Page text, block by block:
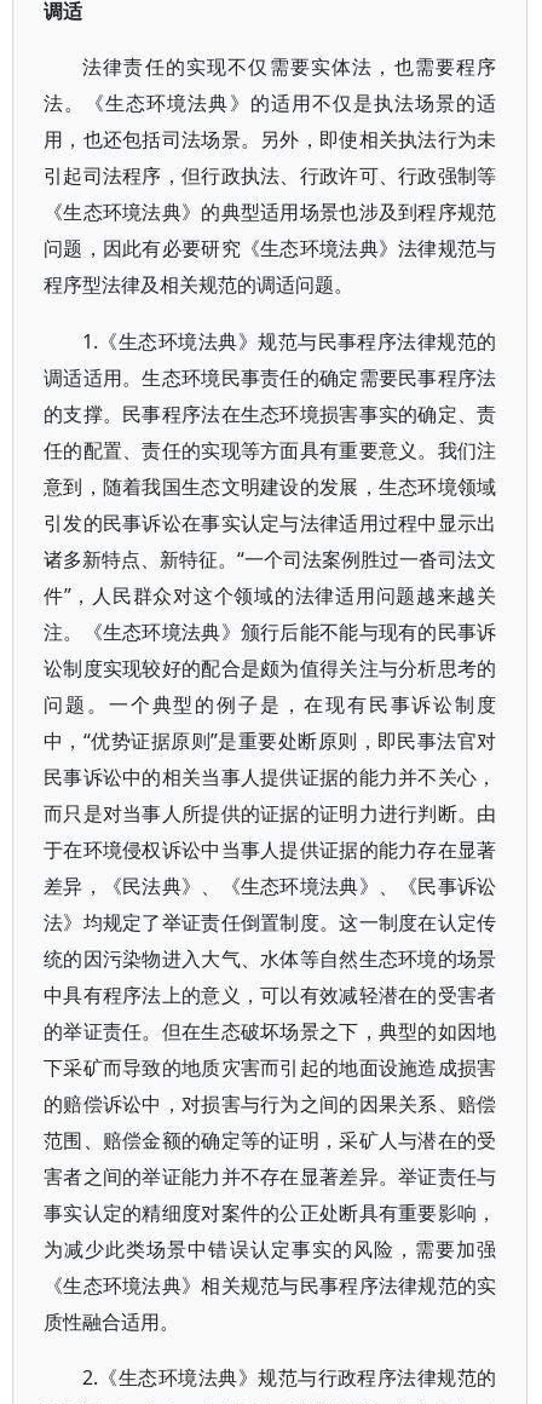
调适
法律责任的实现不仅需要实体法，也需要程序
法。《生态环境法典》的适用不仅是执法场景的适
用，也还包括司法场景。另外，即使相关执法行为未
引起司法程序，但行政执法、行政许可、行政强制等
《生态环境法典》的典型适用场景也涉及到程序规范
问题，因此有必要研究《生态环境法典》法律规范与
程序型法律及相关规范的调适问题。
1.《生态环境法典》规范与民事程序法律规范的
调适适用。生态环境民事责任的确定需要民事程序法
的支撑。民事程序法在生态环境损害事实的确定、责
任的配置、责任的实现等方面具有重要意义。我们注
意到，随着我国生态文明建设的发展，生态环境领域
引发的民事诉讼在事实认定与法律适用过程中显示出
诸多新特点、新特征。“一个司法案例胜过一沓司法文
件”，人民群众对这个领域的法律适用问题越来越关
注。《生态环境法典》颁行后能不能与现有的民事诉
讼制度实现较好的配合是颇为值得关注与分析思考的
问题。一个典型的例子是，在现有民事诉讼制度
中，“优势证据原则”是重要处断原则，即民事法官对
民事诉讼中的相关当事人提供证据的能力并不关心，
而只是对当事人所提供的证据的证明力进行判断。由
于在环境侵权诉讼中当事人提供证据的能力存在显著
差异，《民法典》、《生态环境法典》、《民事诉讼
法》均规定了举证责任倒置制度。这一制度在认定传
统的因污染物进入大气、水体等自然生态环境的场景
中具有程序法上的意义，可以有效减轻潜在的受害者
的举证责任。但在生态破坏场景之下，典型的如因地
下采矿而导致的地质灾害而引起的地面设施造成损害
的赔偿诉讼中，对损害与行为之间的因果关系、赔偿
范围、赔偿金额的确定等的证明，采矿人与潜在的受
害者之间的举证能力并不存在显著差异。举证责任与
事实认定的精细度对案件的公正处断具有重要影响，
为减少此类场景中错误认定事实的风险，需要加强
《生态环境法典》相关规范与民事程序法律规范的实
质性融合适用。
2.《生态环境法典》规范与行政程序法律规范的